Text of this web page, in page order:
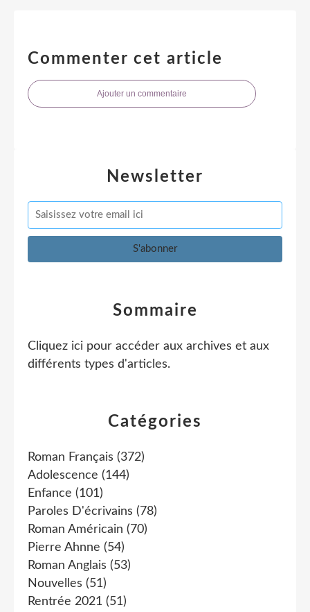
Commenter cet article
Ajouter un commentaire
Newsletter
Catégories
Roman Français (372)
Adolescence (144)
Enfance (101)
Paroles D'écrivains (78)
Roman Américain (70)
Pierre Ahnne (54)
Roman Anglais (53)
Nouvelles (51)
Rentrée 2021 (51)
Sommaire
Cliquez ici pour accéder aux archives et aux
différents types d'articles.